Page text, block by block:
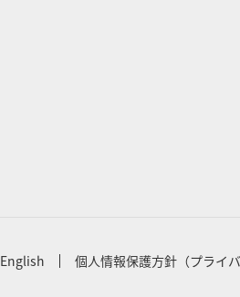
English 個人情報保護方針（プライ